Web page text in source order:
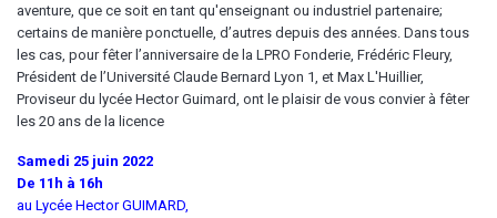
aventure, que ce soit en tant qu'enseignant ou industriel partenaire;
certains de manière ponctuelle, d’autres depuis des années. Dans tous
les cas, pour fêter l’anniversaire de la LPRO Fonderie, Frédéric Fleury,
Président de l’Université Claude Bernard Lyon 1, et Max L'Huillier,
Proviseur du lycée Hector Guimard, ont le plaisir de vous convier à fêter
les 20 ans de la licence
Samedi 25 juin 2022
De 11h à 16h
au Lycée Hector GUIMARD,